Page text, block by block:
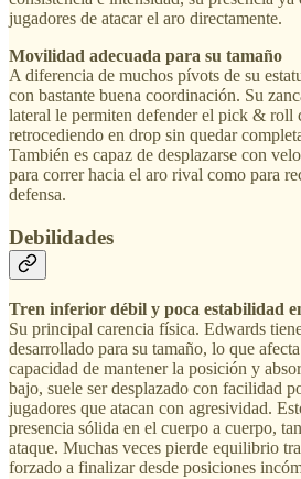
jugadores de atacar el aro directamente.
Movilidad adecuada para su tamaño
A diferencia de muchos pívots de su
con bastante buena coordinación. Su
lateral le permiten defender el pick & roll
retrocediendo en drop sin quedar
También es capaz de desplazarse con
para correr hacia el aro rival como para
defensa.
Debilidades
Tren inferior débil y poca estabilidad
Su principal carencia física. Edwards
desarrollado para su tamaño, lo que
capacidad de mantener la posición y
bajo, suele ser desplazado con facilidad
jugadores que atacan con agresividad.
presencia sólida en el cuerpo a cuerpo,
ataque. Muchas veces pierde equilibrio
forzado a finalizar desde posiciones